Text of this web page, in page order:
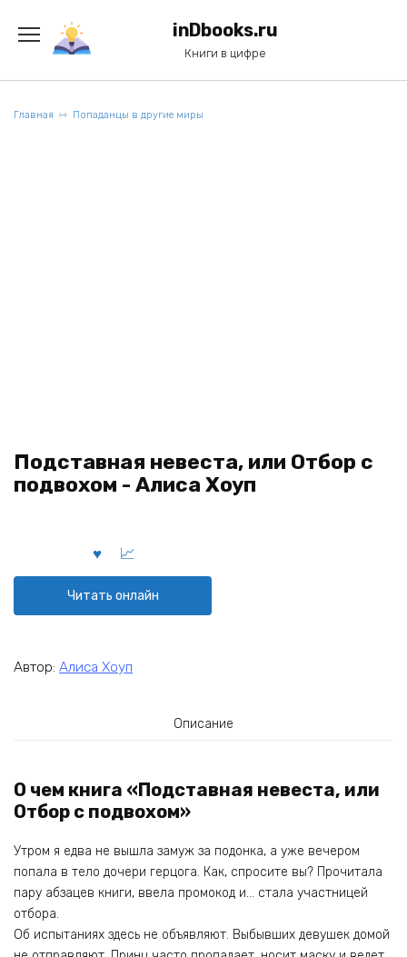
содержанию
inDbooks.ru
Книги в цифре
Главная Попаданцы в другие миры
Подставная невеста, или Отбор с
подвохом - Алиса Хоуп
Читать онлайн
Автор: Алиса Хоуп
Описание
О чем книга «Подставная невеста, или
Отбор с подвохом»
Утром я едва не вышла замуж за подонка, а уже вечером
попала в тело дочери герцога. Как, спросите вы? Прочитала
пару абзацев книги, ввела промокод и… стала участницей
отбора.
Об испытаниях здесь не объявляют. Выбывших девушек домой